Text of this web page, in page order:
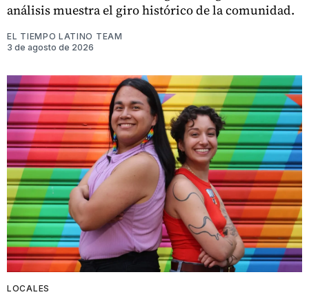
análisis muestra el giro histórico de la comunidad.
EL TIEMPO LATINO TEAM
3 de agosto de 2026
LOCALES